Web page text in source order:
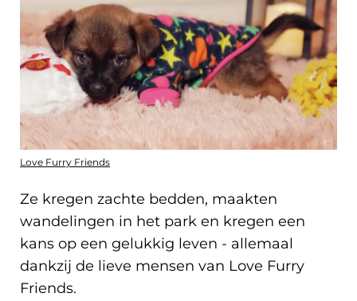
Love Furry Friends
Ze kregen zachte bedden, maakten
wandelingen in het park en kregen een
kans op een gelukkig leven - allemaal
dankzij de lieve mensen van Love Furry
Friends.